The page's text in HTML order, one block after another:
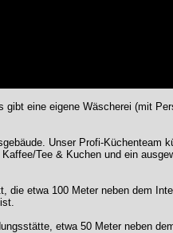
eine eigene Wäscherei (mit
Unser Profi-Küchenteam
Tee & Kuchen und ein
etwa 100 Meter neben dem
etwa 50 Meter neben